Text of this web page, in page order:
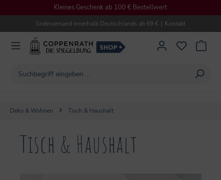
Kleines Geschenk ab 100 € Bestellwert
Gratisversand innerhalb Deutschlands ab 69 € | Kontakt
Deko & Wohnen Tisch & Haushalt
Tisch & Haushalt